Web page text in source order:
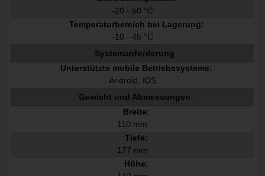
-20 - 50 °C
Temperaturbereich bei Lagerung:
-10 - 45 °C
Systemanforderung
Unterstützte mobile Betriebssysteme:
Android, iOS
Gewicht und Abmessungen
Breite:
110 mm
Tiefe:
177 mm
Höhe: